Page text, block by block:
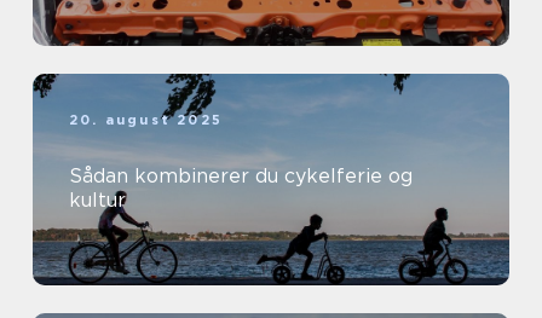
20. august 2025
Sådan kombinerer du cykelferie og
kultur